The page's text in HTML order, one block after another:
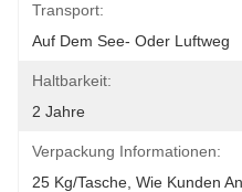
Transport:
Auf Dem See- Oder Luftweg
Haltbarkeit:
2 Jahre
Verpackung Informationen:
25 Kg/Tasche, Wie Kunden